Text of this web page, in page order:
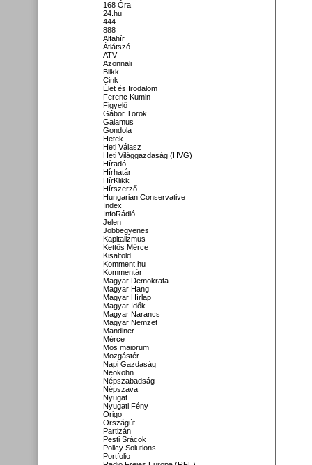
168 Óra
24.hu
444
888
Alfahír
Átlátszó
ATV
Azonnali
Blikk
Cink
Élet és Irodalom
Ferenc Kumin
Figyelő
Gábor Török
Galamus
Gondola
Hetek
Heti Válasz
Heti Világgazdaság (HVG)
Híradó
Hírhatár
HírKlikk
Hírszerző
Hungarian Conservative
Index
InfoRádió
Jelen
Jobbegyenes
Kapitalizmus
Kettős Mérce
Kisalföld
Komment.hu
Kommentár
Magyar Demokrata
Magyar Hang
Magyar Hírlap
Magyar Idők
Magyar Narancs
Magyar Nemzet
Mandiner
Mérce
Mos maiorum
Mozgástér
Napi Gazdaság
Neokohn
Népszabadság
Népszava
Nyugat
Nyugati Fény
Origo
Országút
Partizán
Pesti Srácok
Policy Solutions
Portfolio